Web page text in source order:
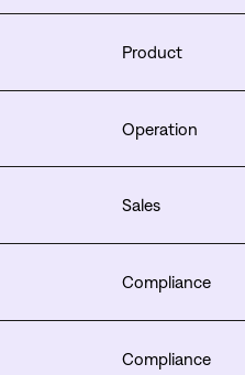
Product
Operation
Sales
Compliance
Compliance